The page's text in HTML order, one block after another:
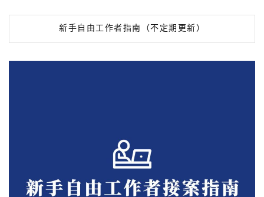
新手自由工作者指南（不定期更新）